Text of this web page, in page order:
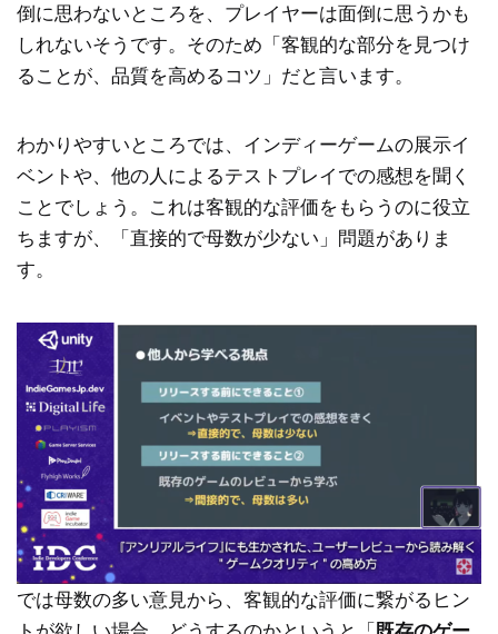
倒に思わないところを、プレイヤーは面倒に思うかも
しれないそうです。そのため「客観的な部分を見つけ
ることが、品質を高めるコツ」だと言います。
わかりやすいところでは、インディーゲームの展示イ
ベントや、他の人によるテストプレイでの感想を聞く
ことでしょう。これは客観的な評価をもらうのに役立
ちますが、「直接的で母数が少ない」問題がありま
す。
では母数の多い意見から、客観的な評価に繋がるヒン